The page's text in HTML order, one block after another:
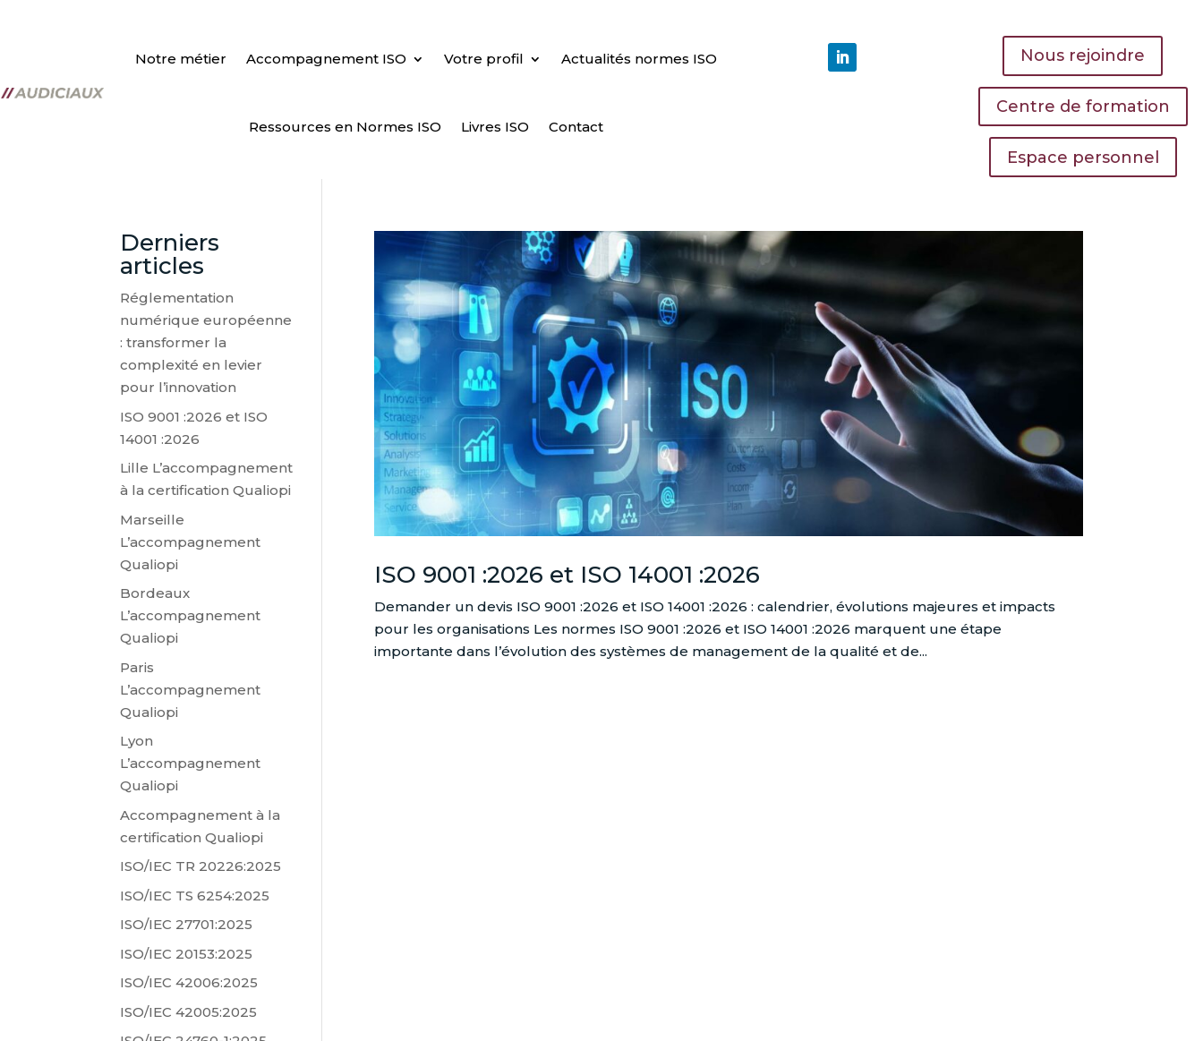
Notre métier Accompagnement ISO Votre profil Actualités normes ISO
Ressources en Normes ISO Livres ISO Contact
Nous rejoindre
Centre de formation
Espace personnel
ISO 9001 :2026 et ISO 14001 :2026
Demander un devis ISO 9001 :2026 et ISO 14001 :2026 : calendrier, évolutions majeures et impacts
pour les organisations Les normes ISO 9001 :2026 et ISO 14001 :2026 marquent une étape
importante dans l’évolution des systèmes de management de la qualité et de...
Derniers
articles
Réglementation
numérique européenne
: transformer la
complexité en levier
pour l’innovation
ISO 9001 :2026 et ISO
14001 :2026
Lille L’accompagnement
à la certification Qualiopi
Marseille
L’accompagnement
Qualiopi
Bordeaux
L’accompagnement
Qualiopi
Paris
L’accompagnement
Qualiopi
Lyon
L’accompagnement
Qualiopi
Accompagnement à la
certification Qualiopi
ISO/IEC TR 20226:2025
ISO/IEC TS 6254:2025
ISO/IEC 27701:2025
ISO/IEC 20153:2025
ISO/IEC 42006:2025
ISO/IEC 42005:2025